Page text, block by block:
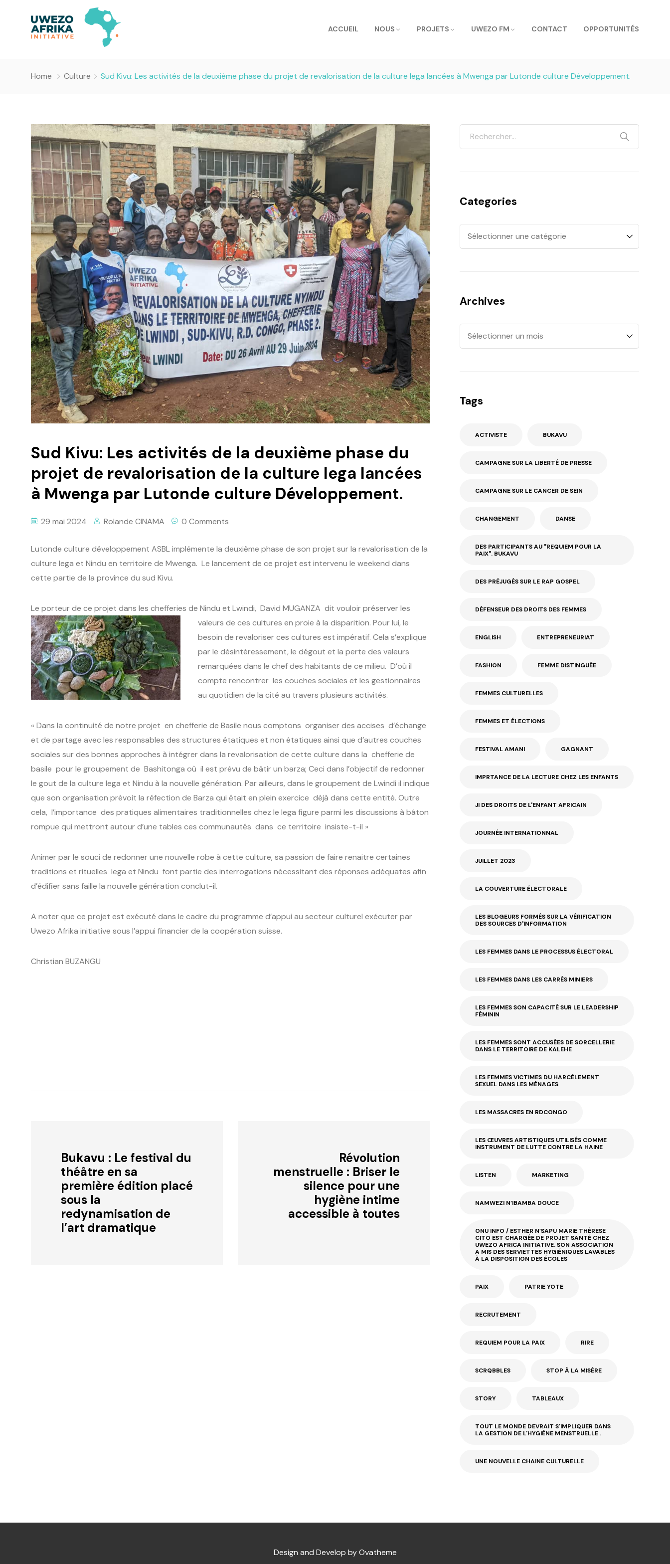
ACCUEIL NOUS PROJETS UWEZO FM CONTACT OPPORTUNITÉS
Home Culture Sud Kivu: Les activités de la deuxième phase du projet de revalorisation de la culture lega lancées à Mwenga par Lutonde culture Développement.
Sud Kivu: Les activités de la deuxième phase du
projet de revalorisation de la culture lega lancées
à Mwenga par Lutonde culture Développement.
29 mai 2024 Rolande CINAMA 0 Comments
Lutonde culture développement ASBL implémente la deuxième phase de son projet sur la revalorisation de la
culture lega et Nindu en territoire de Mwenga. Le lancement de ce projet est intervenu le weekend dans
cette partie de la province du sud Kivu.
Le porteur de ce projet dans les chefferies de Nindu et Lwindi, David MUGANZA dit vouloir préserver les
valeurs de ces cultures en proie à la disparition. Pour lui, le
besoin de revaloriser ces cultures est impératif. Cela s’explique
par le désintéressement, le dégout et la perte des valeurs
remarquées dans le chef des habitants de ce milieu. D’où il
compte rencontrer les couches sociales et les gestionnaires
au quotidien de la cité au travers plusieurs activités.
« Dans la continuité de notre projet en chefferie de Basile nous comptons organiser des accises d’échange
et de partage avec les responsables des structures étatiques et non étatiques ainsi que d’autres couches
sociales sur des bonnes approches à intégrer dans la revalorisation de cette culture dans la chefferie de
basile pour le groupement de Bashitonga où il est prévu de bâtir un barza; Ceci dans l’objectif de redonner
le gout de la culture lega et Nindu à la nouvelle génération. Par ailleurs, dans le groupement de Lwindi il indique
que son organisation prévoit la réfection de Barza qui était en plein exercice déjà dans cette entité. Outre
cela, l’importance des pratiques alimentaires traditionnelles chez le lega figure parmi les discussions à bâton
rompue qui mettront autour d’une tables ces communautés dans ce territoire insiste-t-il »
Animer par le souci de redonner une nouvelle robe à cette culture, sa passion de faire renaitre certaines
traditions et rituelles lega et Nindu font partie des interrogations nécessitant des réponses adéquates afin
d’édifier sans faille la nouvelle génération conclut-il.
A noter que ce projet est exécuté dans le cadre du programme d’appui au secteur culturel exécuter par
Uwezo Afrika initiative sous l’appui financier de la coopération suisse.
Christian BUZANGU
Bukavu : Le festival du
théâtre en sa
première édition placé
sous la
redynamisation de
l’art dramatique
Révolution
menstruelle : Briser le
silence pour une
hygiène intime
accessible à toutes
Categories
Archives
Tags
ACTIVISTE BUKAVU
CAMPAGNE SUR LA LIBERTÉ DE PRESSE
CAMPAGNE SUR LE CANCER DE SEIN
CHANGEMENT DANSE
DES PARTICIPANTS AU "REQUIEM POUR LA
PAIX". BUKAVU
DES PRÉJUGÉS SUR LE RAP GOSPEL
DÉFENSEUR DES DROITS DES FEMMES
ENGLISH ENTREPRENEURIAT
FASHION FEMME DISTINGUÉE
FEMMES CULTURELLES
FEMMES ET ÉLECTIONS
FESTIVAL AMANI GAGNANT
IMPRTANCE DE LA LECTURE CHEZ LES ENFANTS
JI DES DROITS DE L'ENFANT AFRICAIN
JOURNÉE INTERNATIONNAL
JUILLET 2023
LA COUVERTURE ÉLECTORALE
LES BLOGEURS FORMÉS SUR LA VÉRIFICATION
DES SOURCES D'INFORMATION
LES FEMMES DANS LE PROCESSUS ÉLECTORAL
LES FEMMES DANS LES CARRÉS MINIERS
LES FEMMES SON CAPACITÉ SUR LE LEADERSHIP
FÉMININ
LES FEMMES SONT ACCUSÉES DE SORCELLERIE
DANS LE TERRITOIRE DE KALEHE
LES FEMMES VICTIMES DU HARCÈLEMENT
SEXUEL DANS LES MÉNAGES
LES MASSACRES EN RDCONGO
LES ŒUVRES ARTISTIQUES UTILISÉS COMME
INSTRUMENT DE LUTTE CONTRE LA HAINE
LISTEN MARKETING
NAMWEZI N’IBAMBA DOUCE
ONU INFO / ESTHER N’SAPU MARIE THÈRESE
CITO EST CHARGÉE DE PROJET SANTÉ CHEZ
UWEZO AFRICA INITIATIVE. SON ASSOCIATION
A MIS DES SERVIETTES HYGIÉNIQUES LAVABLES
À LA DISPOSITION DES ÉCOLES
PAIX PATRIE YOTE
RECRUTEMENT
REQUIEM POUR LA PAIX RIRE
SCRQBBLES STOP À LA MISÈRE
STORY TABLEAUX
TOUT LE MONDE DEVRAIT S'IMPLIQUER DANS
LA GESTION DE L'HYGIÈNE MENSTRUELLE .
UNE NOUVELLE CHAINE CULTURELLE
Design and Develop by Ovatheme